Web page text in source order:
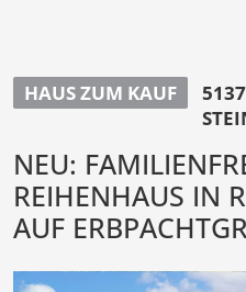
HAUS ZUM KAUF
NEU:
REIHENHAUS IN
AUF